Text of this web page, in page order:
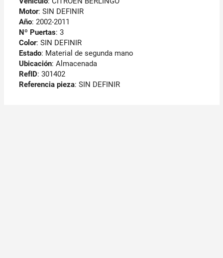
Motor: SIN DEFINIR
Año: 2002-2011
Nº Puertas: 3
Color: SIN DEFINIR
Estado: Material de segunda mano
Ubicación: Almacenada
RefID: 301402
Referencia pieza: SIN DEFINIR